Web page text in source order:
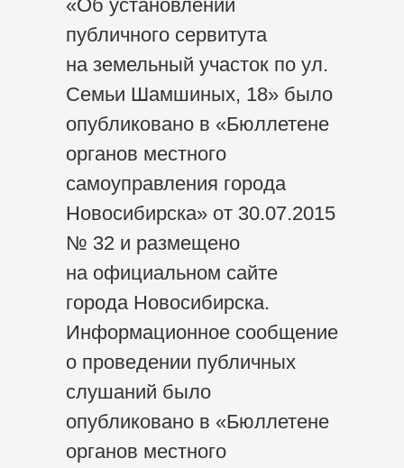
«Об установлении
публичного сервитута
на земельный участок по ул.
Семьи Шамшиных, 18» было
опубликовано в «Бюллетене
органов местного
самоуправления города
Новосибирска» от 30.07.2015
№ 32 и размещено
на официальном сайте
города Новосибирска.
Информационное сообщение
о проведении публичных
слушаний было
опубликовано в «Бюллетене
органов местного